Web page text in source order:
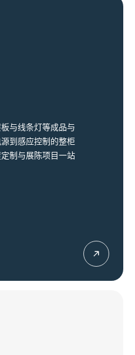
与线条灯等成品与
到感应控制的整柜
制与展陈项目一站